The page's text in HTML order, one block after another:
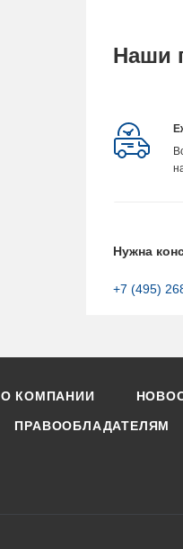
Наши
Нужна
+7 (495)
О КОМПАНИИ
ПРАВООБЛАДАТЕЛЯМ